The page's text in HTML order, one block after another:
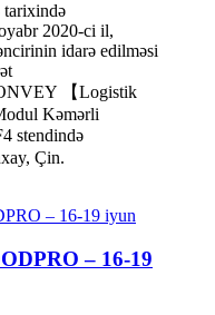
tarixində
2020-ci il,
idarə edilməsi
【Logistik
Kəmərli
stendində
Çin.
– 16-19